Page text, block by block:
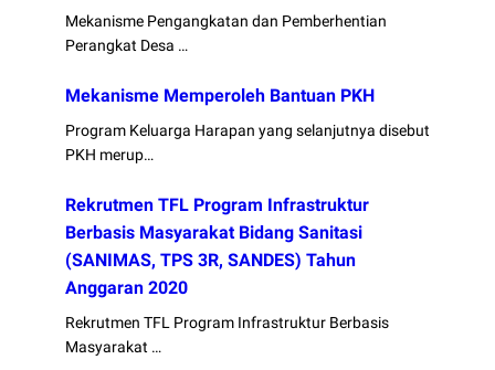
Mekanisme Pengangkatan dan Pemberhentian
Perangkat Desa …
Mekanisme Memperoleh Bantuan PKH
Program Keluarga Harapan yang selanjutnya disebut
PKH merup…
Rekrutmen TFL Program Infrastruktur
Berbasis Masyarakat Bidang Sanitasi
(SANIMAS, TPS 3R, SANDES) Tahun
Anggaran 2020
Rekrutmen TFL Program Infrastruktur Berbasis
Masyarakat …